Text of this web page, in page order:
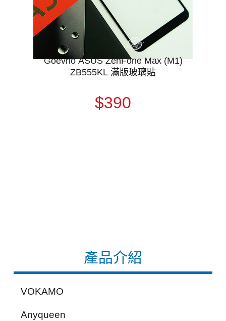
產品介紹
VOKAMO
Anyqueen
Goevno ASUS ZenFone Max (M1)
ZB555KL 滿版玻璃貼
$390